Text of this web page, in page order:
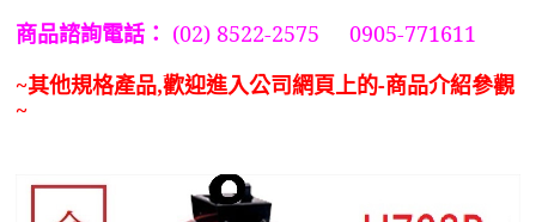
商品諮詢電話：
(02) 8522-2575 0905-771611
~其他規格產品,歡迎進入公司網頁上的-商品介紹參觀
~